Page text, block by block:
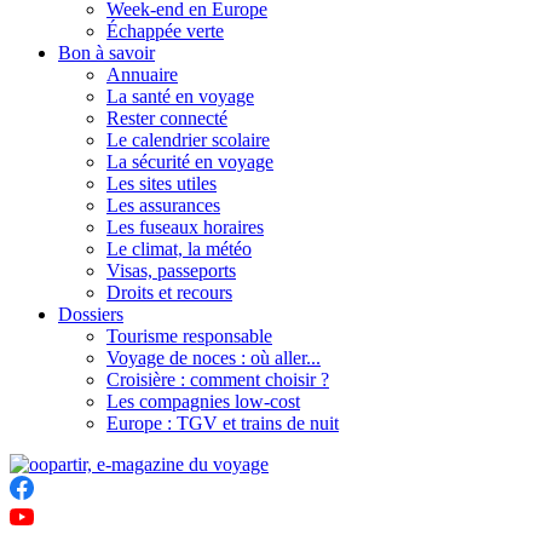
Week-end en Europe
Échappée verte
Bon à savoir
Annuaire
La santé en voyage
Rester connecté
Le calendrier scolaire
La sécurité en voyage
Les sites utiles
Les assurances
Les fuseaux horaires
Le climat, la météo
Visas, passeports
Droits et recours
Dossiers
Tourisme responsable
Voyage de noces : où aller...
Croisière : comment choisir ?
Les compagnies low-cost
Europe : TGV et trains de nuit